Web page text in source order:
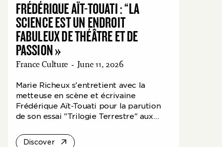
FRÉDÉRIQUE AÏT-TOUATI : “LA
SCIENCE EST UN ENDROIT
FABULEUX DE THÉÂTRE ET DE
PASSION »
France Culture - June 11, 2026
Marie Richeux s'entretient avec la
metteuse en scène et écrivaine
Frédérique Aït-Touati pour la parution
de son essai "Trilogie Terrestre" aux
Bruno Latour.
Discover